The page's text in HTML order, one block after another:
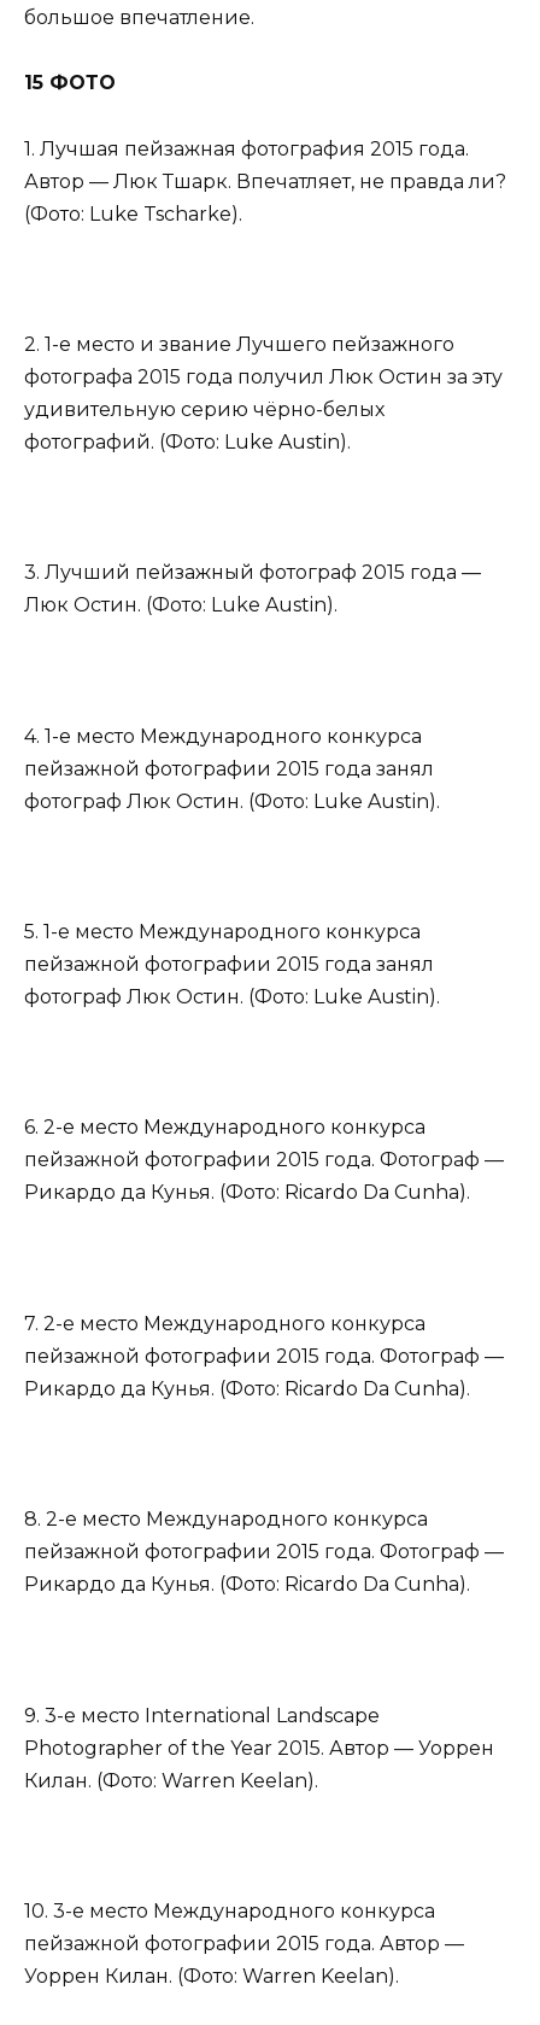
большое впечатление.
15 ФОТО
1. Лучшая пейзажная фотография 2015 года.
Автор — Люк Тшарк. Впечатляет, не правда ли?
(Фото: Luke Tscharke).
2. 1-е место и звание Лучшего пейзажного
фотографа 2015 года получил Люк Остин за эту
удивительную серию чёрно-белых
фотографий. (Фото: Luke Austin).
3. Лучший пейзажный фотограф 2015 года —
Люк Остин. (Фото: Luke Austin).
4. 1-е место Международного конкурса
пейзажной фотографии 2015 года занял
фотограф Люк Остин. (Фото: Luke Austin).
5. 1-е место Международного конкурса
пейзажной фотографии 2015 года занял
фотограф Люк Остин. (Фото: Luke Austin).
6. 2-е место Международного конкурса
пейзажной фотографии 2015 года. Фотограф —
Рикардо да Кунья. (Фото: Ricardo Da Cunha).
7. 2-е место Международного конкурса
пейзажной фотографии 2015 года. Фотограф —
Рикардо да Кунья. (Фото: Ricardo Da Cunha).
8. 2-е место Международного конкурса
пейзажной фотографии 2015 года. Фотограф —
Рикардо да Кунья. (Фото: Ricardo Da Cunha).
9. 3-е место International Landscape
Photographer of the Year 2015. Автор — Уоррен
Килан. (Фото: Warren Keelan).
10. 3-е место Международного конкурса
пейзажной фотографии 2015 года. Автор —
Уоррен Килан. (Фото: Warren Keelan).